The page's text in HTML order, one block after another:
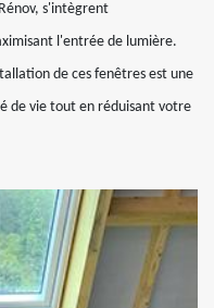
s'intègrent
l'entrée de lumière.
de ces fenêtres est une
de vie tout en réduisant votre